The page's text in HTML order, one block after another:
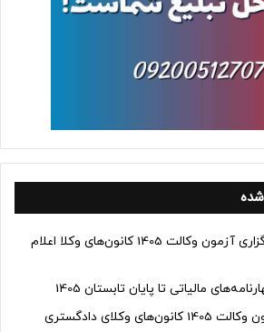
زمان قطعی و رسمی برگزاری آزمون وکالت 1405 کانون‌های وکلا اعلام
مالیاتی تا پایان تابستان 1405
وکلای دادگستری